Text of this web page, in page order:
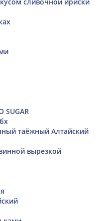
SUGAR
таёжный Алтайский
вырезкой